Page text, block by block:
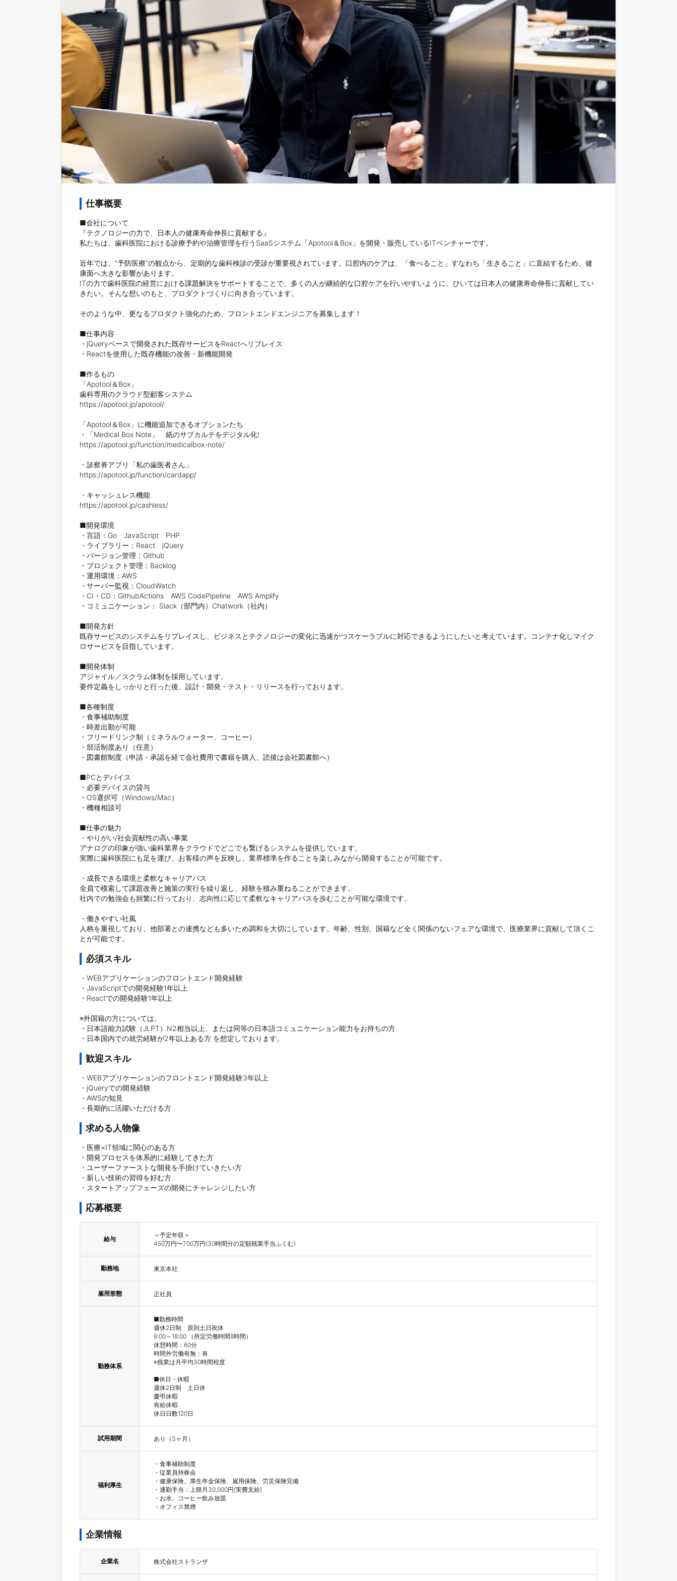
仕事概要
■会社について
『テクノロジーの力で、日本人の健康寿命伸長に貢献する』
私たちは、歯科医院における診療予約や治療管理を行うSaaSシステム「Apotool＆Box」を開発・販売しているITベンチャーです。
近年では、”予防医療”の観点から、定期的な歯科検診の受診が重要視されています。口腔内のケアは、「食べること」すなわち「生きること」に直結するため、健
康面へ大きな影響があります。
ITの力で歯科医院の経営における課題解決をサポートすることで、多くの人が継続的な口腔ケアを行いやすいように、ひいては日本人の健康寿命伸長に貢献してい
きたい。そんな想いのもと、プロダクトづくりに向き合っています。
そのような中、更なるプロダクト強化のため、フロントエンドエンジニアを募集します！
■仕事内容
・jQueryベースで開発された既存サービスをReactへリプレイス
・Reactを使用した既存機能の改善・新機能開発
■作るもの
「Apotool＆Box」
歯科専用のクラウド型顧客システム
https://apotool.jp/apotool/
「Apotool＆Box」に機能追加できるオプションたち
・「Medical Box Note」　紙のサブカルテをデジタル化!
https://apotool.jp/function/medicalbox-note/
・診察券アプリ「私の歯医者さん」
https://apotool.jp/function/cardapp/
・キャッシュレス機能
https://apotool.jp/cashless/
■開発環境
・言語：Go　JavaScript　PHP
・ライブラリー：React　jQuery
・バージョン管理：Github
・プロジェクト管理：Backlog
・運用環境：AWS
・サーバー監視：CloudWatch
・CI・CD：GithubActions　AWS CodePipeline　AWS Amplify
・コミュニケーション： Slack（部門内）Chatwork（社内）
■開発方針
既存サービスのシステムをリプレイスし、ビジネスとテクノロジーの変化に迅速かつスケーラブルに対応できるようにしたいと考えています。コンテナ化しマイク
ロサービスを目指しています。
■開発体制
アジャイル／スクラム体制を採用しています。
要件定義をしっかりと行った後、設計・開発・テスト・リリースを行っております。
■各種制度
・食事補助制度
・時差出勤が可能
・フリードリンク制（ミネラルウォーター、コーヒー）
・部活制度あり（任意）
・図書館制度（申請・承認を経て会社費用で書籍を購入、読後は会社図書館へ）
■PCとデバイス
・必要デバイスの貸与
・OS選択可（Windows/Mac）
・機種相談可
■仕事の魅力
・やりがい/社会貢献性の高い事業
アナログの印象が強い歯科業界をクラウドでどこでも繋げるシステムを提供しています。
実際に歯科医院にも足を運び、お客様の声を反映し、業界標準を作ることを楽しみながら開発することが可能です。
・成長できる環境と柔軟なキャリアパス
全員で模索して課題改善と施策の実行を繰り返し、経験を積み重ねることができます。
社内での勉強会も頻繁に行っており、志向性に応じて柔軟なキャリアパスを歩むことが可能な環境です。
・働きやすい社風
人柄を重視しており、他部署との連携なども多いため調和を大切にしています。年齢、性別、国籍など全く関係のないフェアな環境で、医療業界に貢献して頂くこ
とが可能です。
必須スキル
・WEBアプリケーションのフロントエンド開発経験
・JavaScriptでの開発経験1年以上
・Reactでの開発経験1年以上
※外国籍の方については、
・日本語能力試験（JLPT）N2相当以上、または同等の日本語コミュニケーション能力をお持ちの方
歓迎スキル
・WEBアプリケーションのフロントエンド開発経験3年以上
・jQueryでの開発経験
・AWSの知見
・長期的に活躍いただける方
求める人物像
・医療×IT領域に関心のある方
・開発プロセスを体系的に経験してきた方
・ユーザーファーストな開発を手掛けていきたい方
・新しい技術の習得を好む方
・スタートアップフェーズの開発にチャレンジしたい方
応募概要
給与
＜予定年収＞
450万円〜700万円(30時間分の定額残業手当ふくむ)
勤務地 東京本社
雇用形態 正社員
勤務体系
■勤務時間
週休2日制　原則土日祝休
9:00～18:00 （所定労働時間8時間）
休憩時間：60分
時間外労働有無：有
※残業は月平均30時間程度
■休日・休暇
週休2日制　土日休
慶弔休暇
有給休暇
休日日数120日
試用期間 あり（3ヶ月）
福利厚生
・食事補助制度
・従業員持株会
・健康保険、厚生年金保険、雇用保険、労災保険完備
・通勤手当：上限月30,000円(実費支給)
・お水、コーヒー飲み放題
・オフィス禁煙
企業情報
企業名 株式会社ストランザ